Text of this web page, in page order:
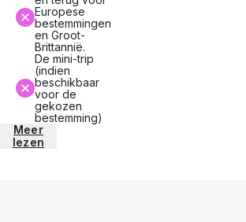
Europese
bestemmingen
en Groot-
Brittannië.
De mini-trip
(indien
beschikbaar
voor de
gekozen
bestemming)
Meer
lezen